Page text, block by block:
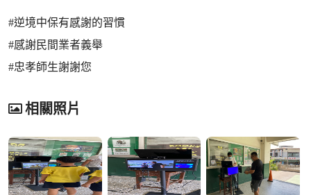
#逆境中保有感謝的習慣
#感謝民間業者義舉
#忠孝師生謝謝您
相關照片